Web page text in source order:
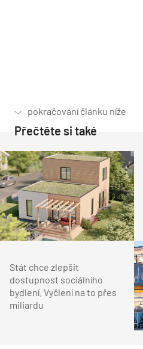
Přečtěte si také
Stát chce zlepšit
dostupnost sociálního
bydlení. Vyčlení na to přes
miliardu